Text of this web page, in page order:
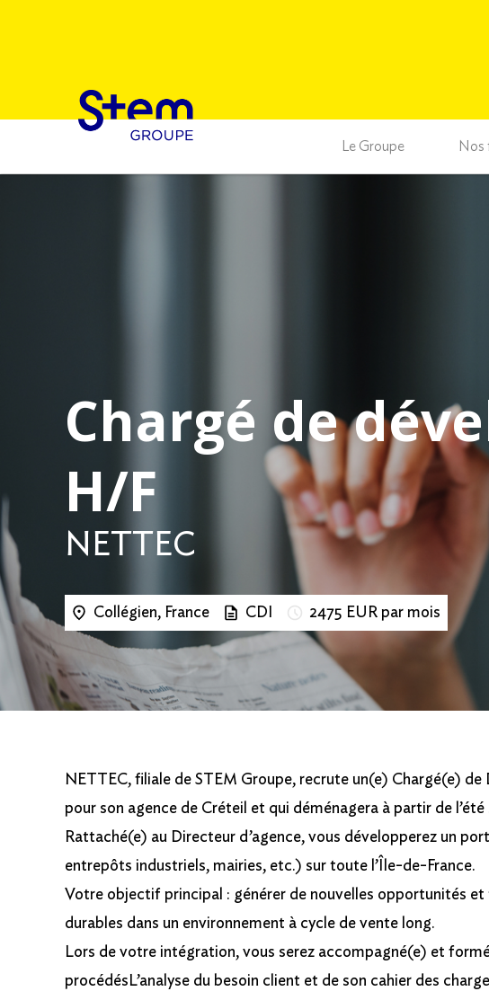
Le Groupe Nos
Chargé de
H/F
NETTEC
Collégien, France CDI 2475 EUR par mois
NETTEC, filiale de STEM Groupe, recrute un(e) Chargé(e)
pour son agence de Créteil et qui déménagera à partir de
Rattaché(e) au Directeur d’agence, vous développerez un
entrepôts industriels, mairies, etc.) sur toute l’Île-de-France.
Votre objectif principal : générer de nouvelles opportunités
durables dans un environnement à cycle de vente long.
Lors de votre intégration, vous serez accompagné(e) et
procédésL’analyse du besoin client et de son cahier des